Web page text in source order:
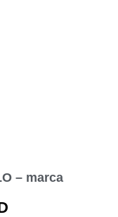
– marca